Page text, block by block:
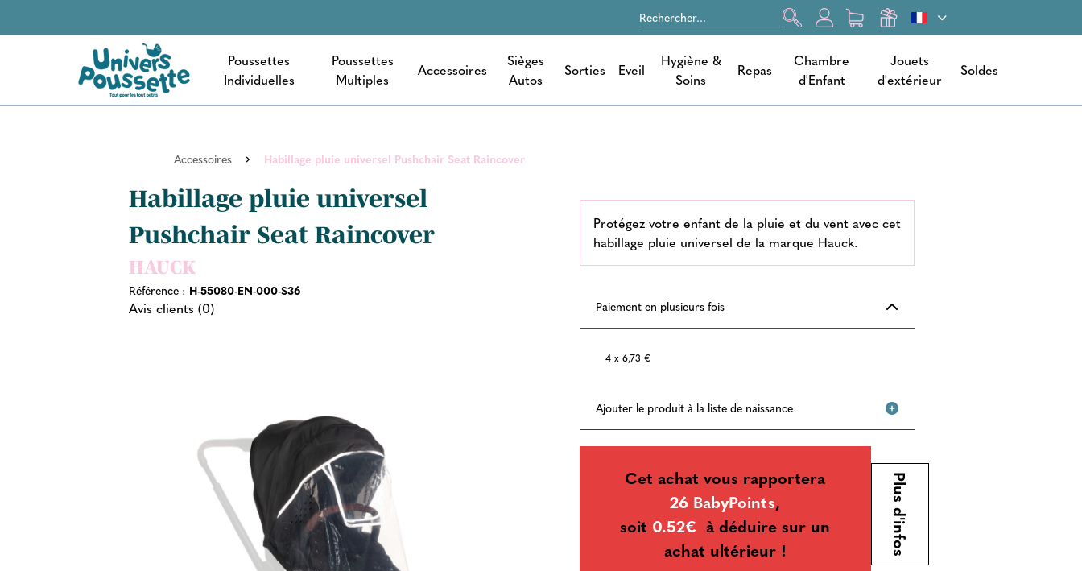
Poussettes
Individuelles
Poussettes
Multiples
Accessoires
Sièges
Autos
Sorties Eveil
Hygiène &
Soins
Repas
Chambre
d'Enfant
Jouets
d'extérieur
Soldes
Accessoires Habillage pluie universel Pushchair Seat Raincover
Habillage pluie universel
Pushchair Seat Raincover
HAUCK
Référence : H-55080-EN-000-S36
Avis clients (0)
Protégez votre enfant de la pluie et du vent avec cet
habillage pluie universel de la marque Hauck.
Paiement en plusieurs fois
4 x 6,73 €
Ajouter le produit à la liste de naissance
Cet achat vous rapportera
26 BabyPoints,
soit 0.52€ à déduire sur un
achat ultérieur !
Plus d'infos